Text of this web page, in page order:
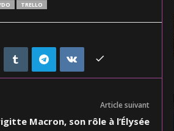
TRELLO
Article suivant
Macron, son rôle à l’Élysée